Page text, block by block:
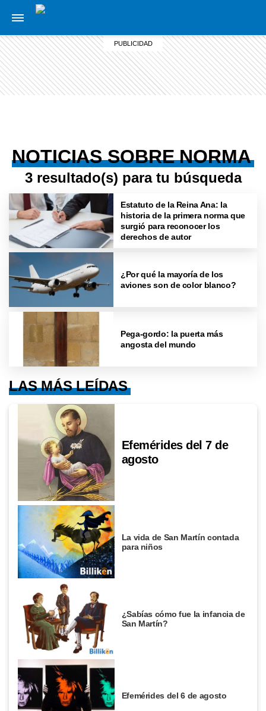
NOTICIAS SOBRE NORMA
3 resultado(s) para tu búsqueda
Estatuto de la Reina Ana: la
historia de la primera norma que
surgió para reconocer los
derechos de autor
¿Por qué la mayoría de los
aviones son de color blanco?
Pega-gordo: la puerta más
angosta del mundo
LAS MÁS LEÍDAS
Efemérides del 7 de
agosto
La vida de San Martín contada
para niños
¿Sabías cómo fue la infancia de
San Martín?
Efemérides del 6 de agosto